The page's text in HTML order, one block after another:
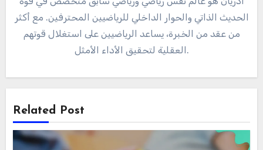
الحديث الذاتي والحوار الداخلي للرياضيين المحترفين. مع أكثر
من عقد من الخبرة، يساعد الرياضيين على استغلال قوتهم
العقلية لتحقيق الأداء الأمثل.
Related Post